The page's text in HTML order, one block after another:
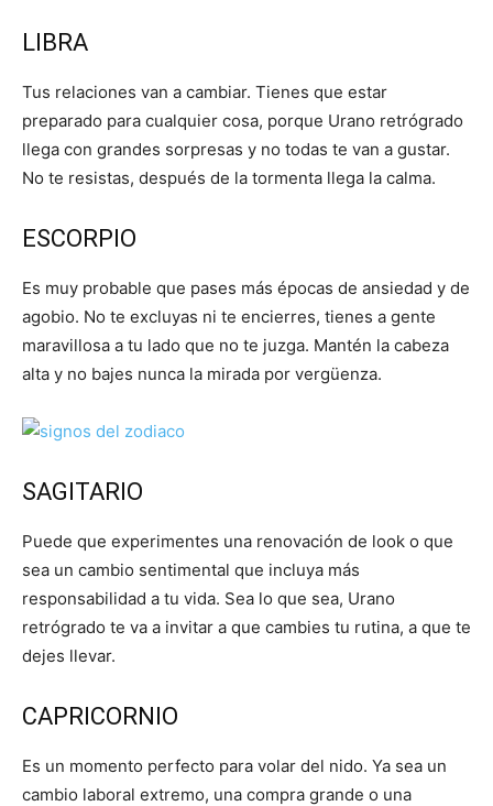
LIBRA
Tus relaciones van a cambiar. Tienes que estar
preparado para cualquier cosa, porque Urano retrógrado
llega con grandes sorpresas y no todas te van a gustar.
No te resistas, después de la tormenta llega la calma.
ESCORPIO
Es muy probable que pases más épocas de ansiedad y de
agobio. No te excluyas ni te encierres, tienes a gente
maravillosa a tu lado que no te juzga. Mantén la cabeza
alta y no bajes nunca la mirada por vergüenza.
SAGITARIO
Puede que experimentes una renovación de look o que
sea un cambio sentimental que incluya más
responsabilidad a tu vida. Sea lo que sea, Urano
retrógrado te va a invitar a que cambies tu rutina, a que te
dejes llevar.
CAPRICORNIO
Es un momento perfecto para volar del nido. Ya sea un
cambio laboral extremo, una compra grande o una